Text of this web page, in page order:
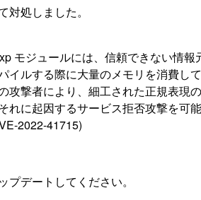
対処しました。
モジュールには、信頼できない情報
イルする際に大量のメモリを消費し
攻撃者により、細工された正規表現
れに起因するサービス拒否攻撃を可
2022-41715)
プデートしてください。